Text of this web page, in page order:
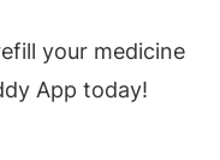
your medicine
App today!